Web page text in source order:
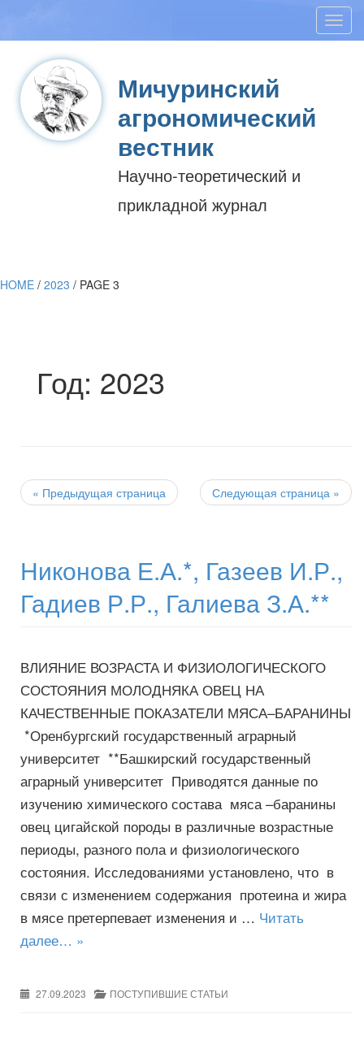
Мичуринский
агрономический
вестник
Научно-теоретический и
прикладной журнал
HOME / 2023 / PAGE 3
Год: 2023
Post
navigation Следующая страница »
« Предыдущая страница
Никонова Е.А.*, Газеев И.Р.,
Гадиев Р.Р., Галиева З.А.**
ВЛИЯНИЕ ВОЗРАСТА И ФИЗИОЛОГИЧЕСКОГО
СОСТОЯНИЯ МОЛОДНЯКА ОВЕЦ НА
КАЧЕСТВЕННЫЕ ПОКАЗАТЕЛИ МЯСА–БАРАНИНЫ
*Оренбургский государственный аграрный
университет **Башкирский государственный
аграрный университет Приводятся данные по
изучению химического состава мяса –баранины
овец цигайской породы в различные возрастные
периоды, разного пола и физиологического
состояния. Исследованиями установлено, что в
связи с изменением содержания протеина и жира
в мясе претерпевает изменения и … Читать
далее… »
27.09.2023 ПОСТУПИВШИЕ СТАТЬИ